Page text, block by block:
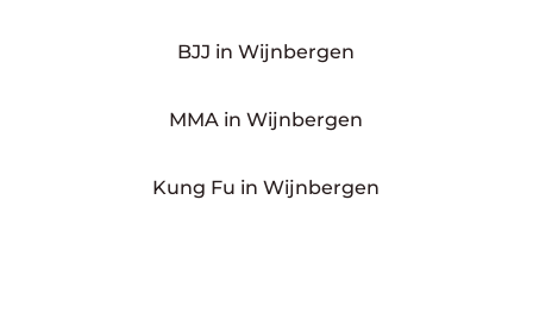
BJJ in Wijnbergen
MMA in Wijnbergen
Kung Fu in Wijnbergen